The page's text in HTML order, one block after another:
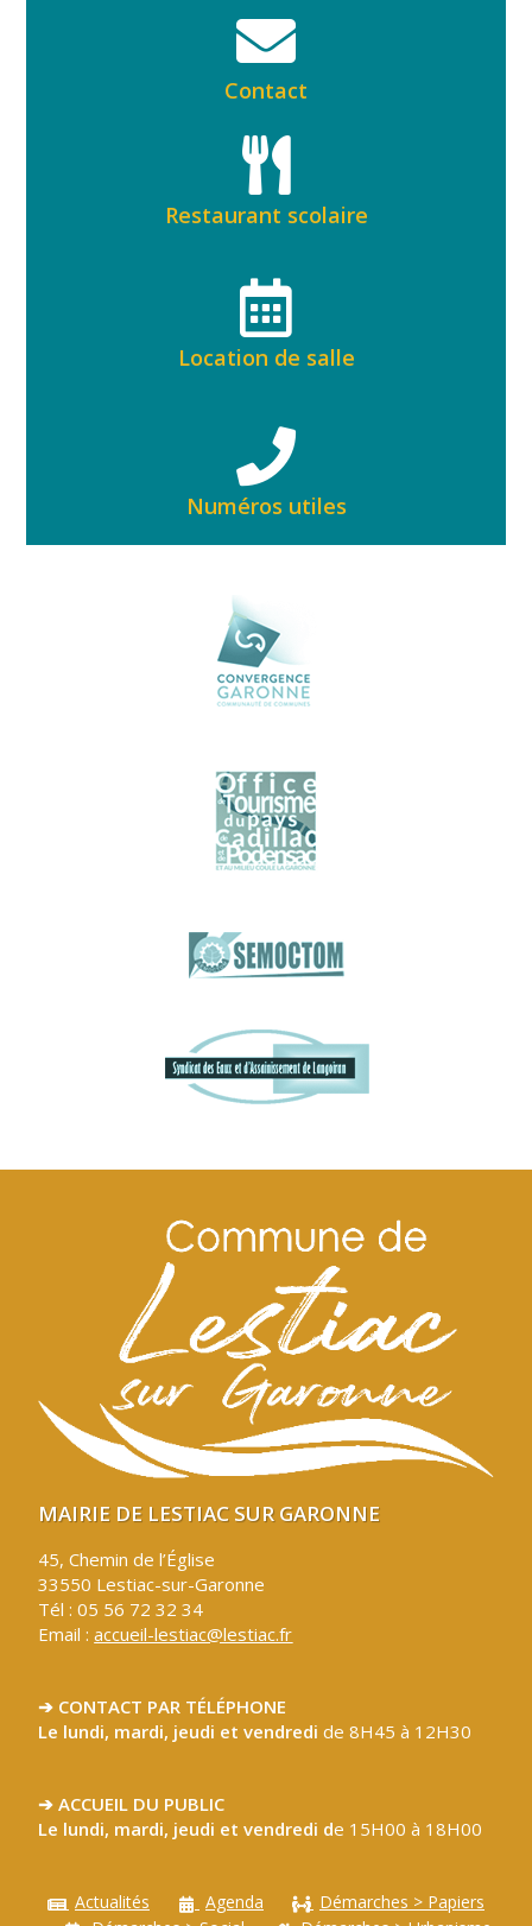
Contact
Restaurant scolaire
Location de salle
Numéros utiles
MAIRIE DE LESTIAC SUR GARONNE
45, Chemin de l’Église
33550 Lestiac-sur-Garonne
Tél : 05 56 72 32 34
Email :accueil-lestiac@lestiac.fr
➔ CONTACT PAR TÉLÉPHONE
Le lundi, mardi, jeudi et vendredide 8H45 à 12H30
➔ ACCUEIL DU PUBLIC
Le lundi, mardi, jeudi et vendredi de 15H00 à 18H00
Actualités Agenda
Démarches > Papiers